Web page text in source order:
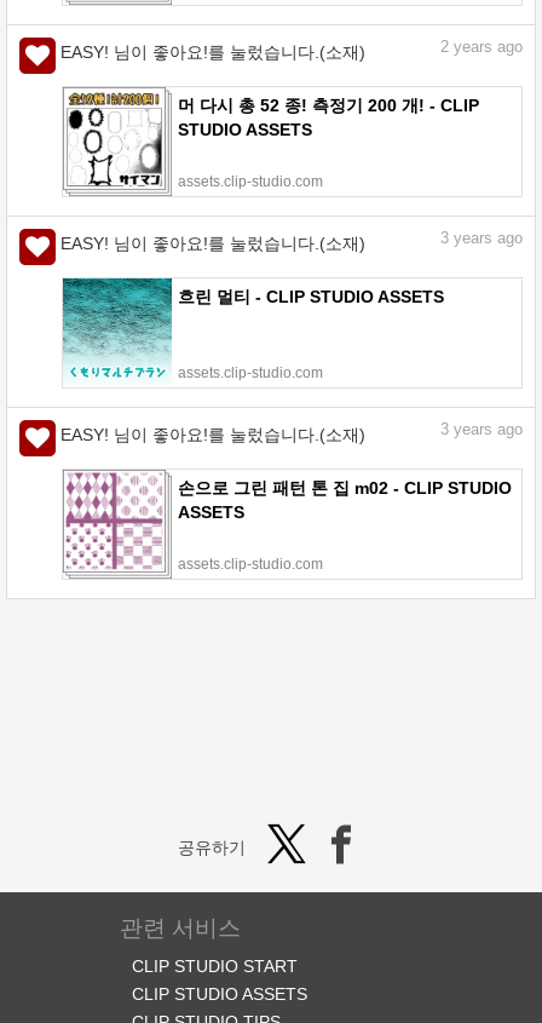
EASY! 님이 좋아요!를 눌렀습니다.(소재) 2 years ago
머 다시 총 52 종! 측정기 200 개! - CLIP
STUDIO ASSETS
assets.clip-studio.com
EASY! 님이 좋아요!를 눌렀습니다.(소재) 3 years ago
흐린 멀티 - CLIP STUDIO ASSETS
assets.clip-studio.com
EASY! 님이 좋아요!를 눌렀습니다.(소재) 3 years ago
손으로 그린 패턴 톤 집 m02 - CLIP STUDIO
ASSETS
assets.clip-studio.com
공유하기
관련 서비스
CLIP STUDIO START
CLIP STUDIO ASSETS